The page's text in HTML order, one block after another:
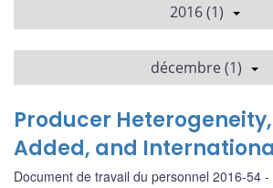
2016 (1)
décembre (1)
Producer
Added, and
Document de travail du personnel 2016-54